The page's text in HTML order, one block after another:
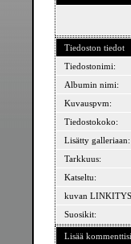
Tiedoston tiedot
Tiedostonimi:
Albumin nimi:
Kuvauspvm:
Tiedostokoko:
Lisätty galleriaan:
Tarkkuus:
Katseltu:
kuvan
Suosikit:
Lisää